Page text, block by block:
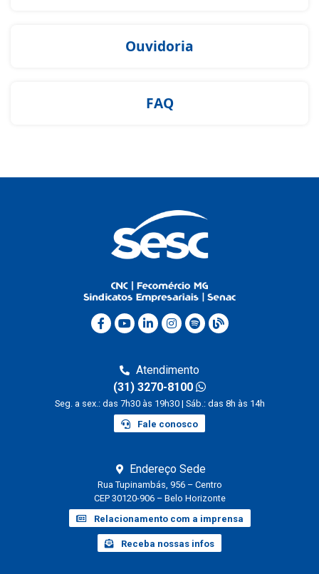
Ouvidoria
FAQ
Atendimento
(31) 3270-8100
Seg. a sex.: das 7h30 às 19h30 | Sáb.: das 8h às 14h
Fale conosco
Endereço Sede
Rua Tupinambás, 956 – Centro
CEP 30120-906 – Belo Horizonte
Relacionamento com a imprensa
Receba nossas infos